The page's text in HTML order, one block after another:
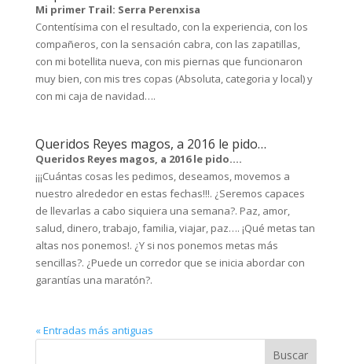
Mi primer Trail: Serra Perenxisa
Contentísima con el resultado, con la experiencia, con los
compañeros, con la sensación cabra, con las zapatillas,
con mi botellita nueva, con mis piernas que funcionaron
muy bien, con mis tres copas (Absoluta, categoria y local) y
con mi caja de navidad….
Queridos Reyes magos, a 2016 le pido…
Queridos Reyes magos, a 2016 le pido….
¡¡¡Cuántas cosas les pedimos, deseamos, movemos a
nuestro alrededor en estas fechas!!!. ¿Seremos capaces
de llevarlas a cabo siquiera una semana?. Paz, amor,
salud, dinero, trabajo, familia, viajar, paz…. ¡Qué metas tan
altas nos ponemos!. ¿Y si nos ponemos metas más
sencillas?. ¿Puede un corredor que se inicia abordar con
garantías una maratón?.
« Entradas más antiguas